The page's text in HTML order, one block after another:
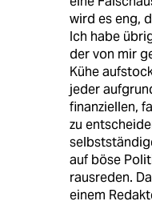
wird es eng,
Ich habe
der von mir
Kühe
jeder
finanziellen,
zu
auf böse
rausreden.
einem